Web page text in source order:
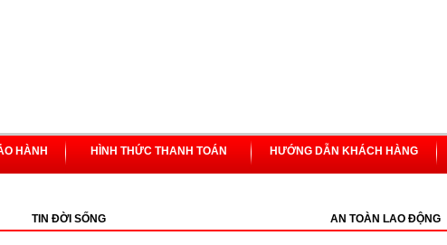
HÀNH HÌNH THỨC THANH TOÁN HƯỚNG DẪN KHÁCH HÀNG
TIN ĐỜI SỐNG
AN TOÀN LAO ĐỘNG